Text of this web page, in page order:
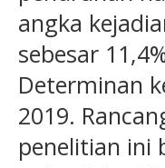
angka
sebesar
Determinan
2019.
penelitian ini